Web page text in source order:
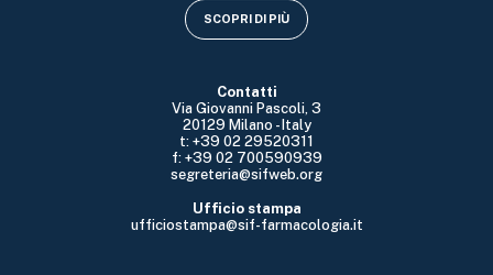
Contatti
Via Giovanni Pascoli, 3
20129 Milano - Italy
t: +39 02 29520311
f: +39 02 700590939
segreteria@sifweb.org
Ufficio stampa
ufficiostampa@sif-farmacologia.it
SCOPRI DI PIÙ